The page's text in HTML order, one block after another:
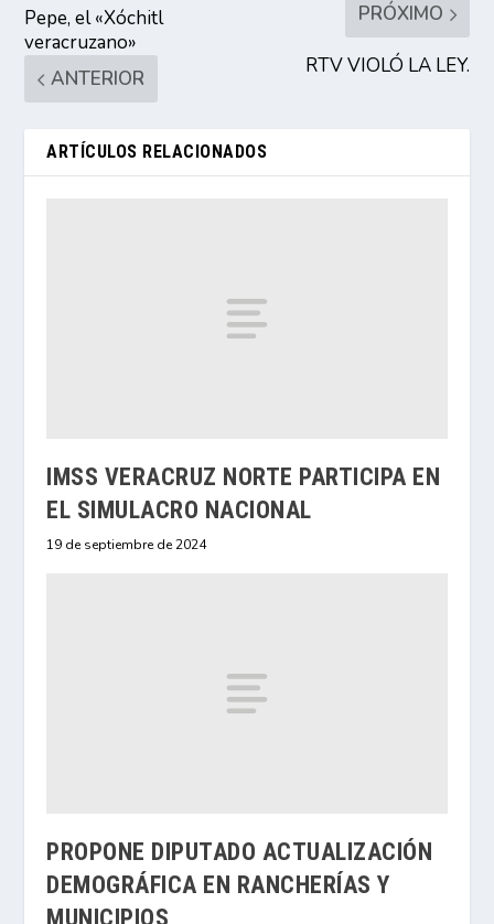
Pepe, el «Xóchitl
veracruzano»
ANTERIOR
PRÓXIMO
RTV VIOLÓ LA LEY.
ARTÍCULOS RELACIONADOS
IMSS VERACRUZ NORTE PARTICIPA EN
EL SIMULACRO NACIONAL
19 de septiembre de 2024
PROPONE DIPUTADO ACTUALIZACIÓN
DEMOGRÁFICA EN RANCHERÍAS Y
MUNICIPIOS